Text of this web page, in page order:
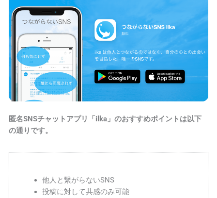
匿名SNSチャットアプリ「ilka」のおすすめポイントは以下
の通りです。
他人と繋がらないSNS
投稿に対して共感のみ可能